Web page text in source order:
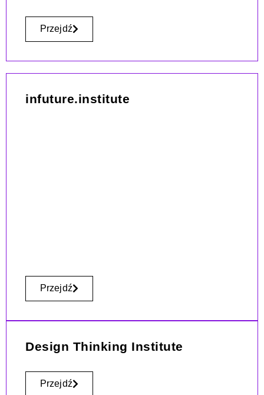
Przejdź
infuture.institute
Przejdź
Design Thinking Institute
Przejdź